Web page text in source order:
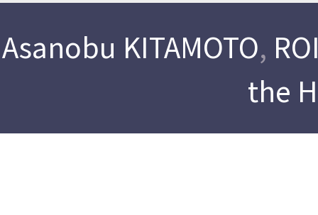
Asanobu KITAMOTO,
the